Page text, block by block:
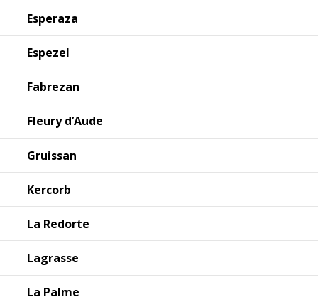
Esperaza
Espezel
Fabrezan
Fleury d’Aude
Gruissan
Kercorb
La Redorte
Lagrasse
La Palme